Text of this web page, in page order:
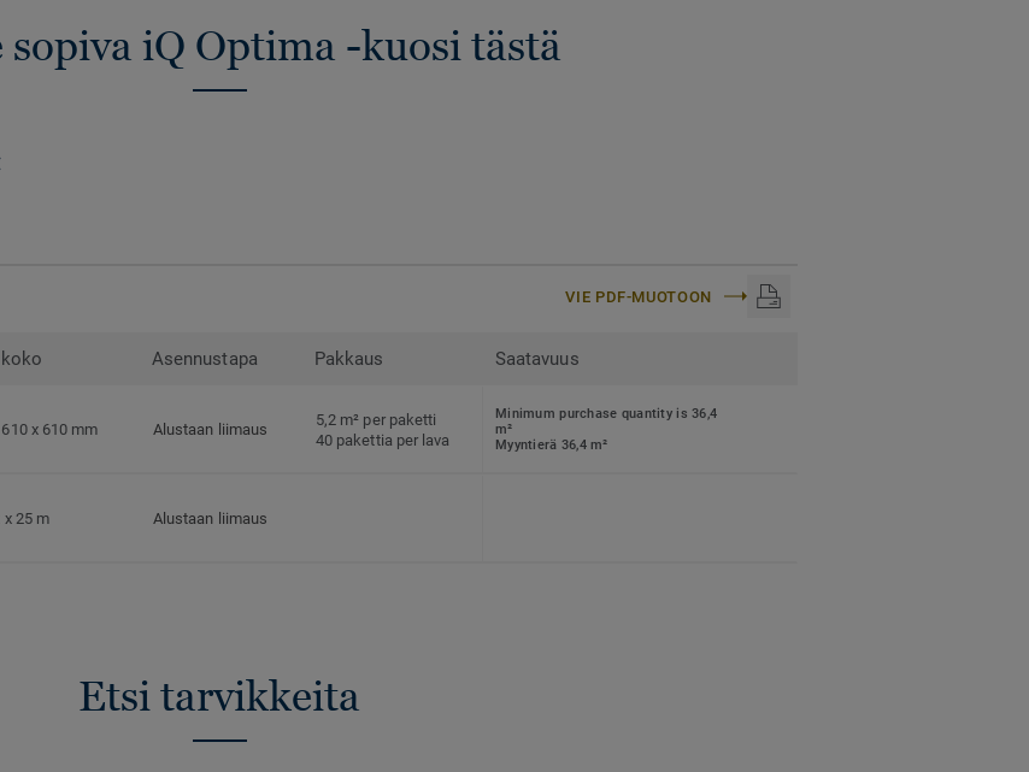
sopiva iQ Optima -kuosi tästä
VIE PDF-MUOTOON
Asennustapa Pakkaus Saatavuus
x 610 mm Alustaan liimaus
5,2 m² per paketti
40 pakettia per lava
Minimum purchase quantity is 36,4
m²
Myyntierä 36,4 m²
x 25 m Alustaan liimaus
Etsi tarvikkeita